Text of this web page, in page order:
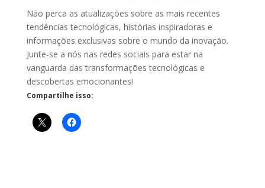
Não perca as atualizações sobre as mais recentes
tendências tecnológicas, histórias inspiradoras e
informações exclusivas sobre o mundo da inovação.
Junte-se a nós nas redes sociais para estar na
vanguarda das transformações tecnológicas e
descobertas emocionantes!
Compartilhe isso: